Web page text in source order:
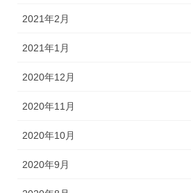
2021年2月
2021年1月
2020年12月
2020年11月
2020年10月
2020年9月